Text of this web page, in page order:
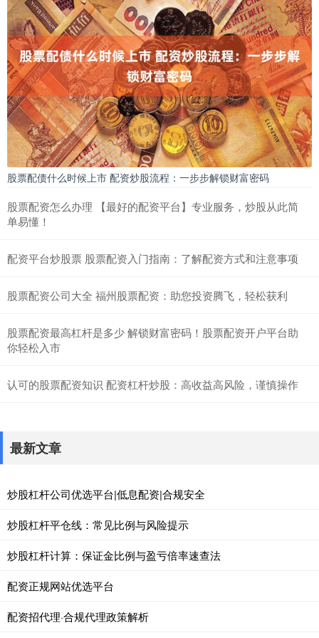
股票配债什么时候上市 配资炒股流程：一步步解锁财富密码
股票配资怎么办理 【最好的配资平台】专业服务，炒股从此简
单易懂！
配资平台炒股票 股票配资入门指南：了解配资方式和注意事项
股票配资公司大全 福州股票配资：助您投资腾飞，轻松获利
股票配资最高杠杆是多少 解锁财富密码！股票配资开户平台助
你轻松入市
认可的股票配资知识 配资杠杆炒股：高收益高风险，谨慎操作
最新文章
炒股杠杆公司优选平台|低息配资|合规安全
炒股杠杆平仓线：常见比例与风险提示
炒股杠杆计算：保证金比例与盈亏倍率速查法
配资正规网站优选平台
配资招代理·合规代理政策解析